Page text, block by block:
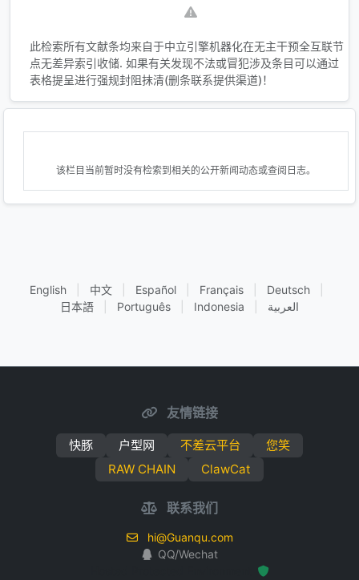
此检索所有文献条均来自于中立引擎机器化在无主干预全互联节
点无差异索引收储. 如果有关发现不法或冒犯涉及条目可以通过
表格提呈进行强规封阻抹清(删条联系提供渠道)！
该栏目当前暂时没有检索到相关的公开新闻动态或查阅日志。
English 中文 Español Français Deutsch
日本語
Português Indonesia العربية
友情链接
快豚 户型网 不差云平台
您笑
RAW CHAIN
ClawCat
联系我们
hi@Guanqu.com
QQ/Wechat